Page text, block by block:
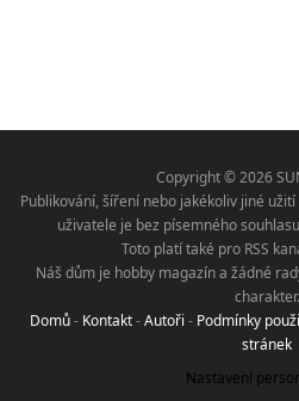
Copyright © 2026
Publikování, šíření nebo jakékoliv jiné
uživatele je bez písemného
Toto platí také pro RSS
Náš dům je hobby magazín a žádné
charakter.
Domů- Kontakt-Autoři - Podmínky
stránek
Nastavení